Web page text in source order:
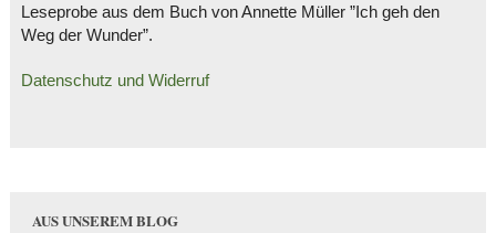
Leseprobe aus dem Buch von Annette Müller ”Ich geh den
Weg der Wunder”.
Datenschutz und Widerruf
AUS UNSEREM BLOG